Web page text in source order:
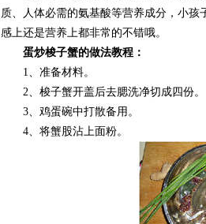
质、人体必需的氨基酸等营养成分，小
感上还是营养上都非常的不错哦。
蛋炒梭子蟹的做法教程：
1、准备材料。
2、梭子蟹开盖后去腮洗净切成四份。
3、鸡蛋碗中打散备用。
4、将蟹股沾上面粉。